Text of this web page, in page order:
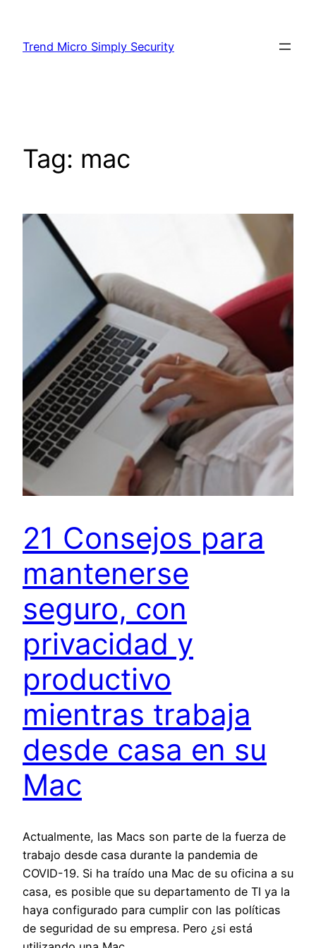
content
Trend Micro Simply Security
Tag: mac
21 Consejos para
mantenerse
seguro, con
privacidad y
productivo
mientras trabaja
desde casa en su
Mac
Actualmente, las Macs son parte de la fuerza de
trabajo desde casa durante la pandemia de
COVID-19. Si ha traído una Mac de su oficina a su
casa, es posible que su departamento de TI ya la
haya configurado para cumplir con las políticas
de seguridad de su empresa. Pero ¿si está